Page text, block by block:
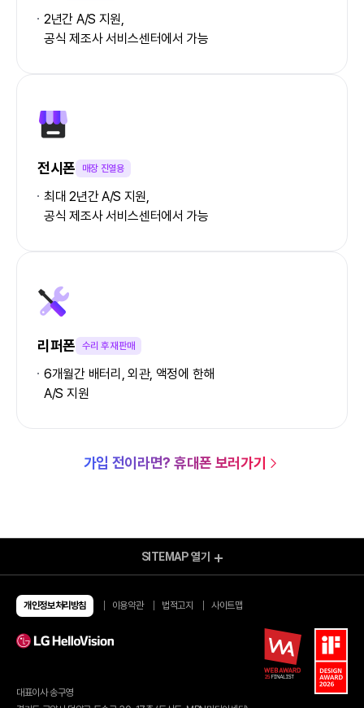
2년간 A/S 지원,
공식 제조사 서비스센터에서 가능
전시폰 매장 진열용
최대 2년간 A/S 지원,
공식 제조사 서비스센터에서 가능
리퍼폰 수리 후 재판매
6개월간 배터리, 외관, 액정에 한해
A/S 지원
가입 전이라면? 휴대폰 보러가기
알뜰요금제
유심/eSIM 요금제
번개배송
eSIM 가이드
알뜰인터넷
SITEMAP 열기
개인정보처리방침 이용약관 법적고지 사이트맵
대표이사 송구영